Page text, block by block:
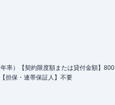
率）【契約限度額または貸付金額】800
担保・連帯保証人】不要